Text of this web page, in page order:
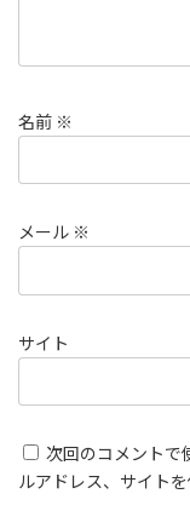
名前 ※
メール ※
サイト
次回のコメントで
ルアドレス、サイトを